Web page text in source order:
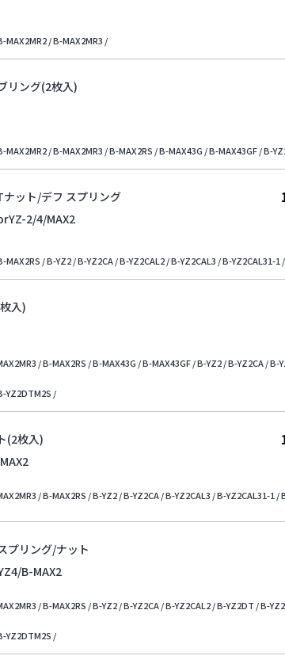
MAX2MR2 /B-MAX2MR3 /
リング(2枚入)
MAX2MR2 /B-MAX2MR3 /B-MAX2RS /B-MAX43G /B-MAX43GF /B-
ット/デフ スプリング
2/4/MAX2
MAX2RS /B-YZ2 /B-YZ2CA /B-YZ2CAL2 /B-YZ2CAL3 /B-YZ2CAL31-1 /
入)
/B-MAX2RS /B-MAX43G /B-MAX43GF /B-YZ2 /B-YZ2CA /B-
YZ2DTM2S /
(2枚入)
/B-MAX2RS /B-YZ2 /B-YZ2CA /B-YZ2CAL3 /B-YZ2CAL31-1 /
プリング/ナット
B-MAX2
/B-MAX2RS /B-YZ2 /B-YZ2CA /B-YZ2CAL2 /B-YZ2DT /B-
YZ2DTM2S /